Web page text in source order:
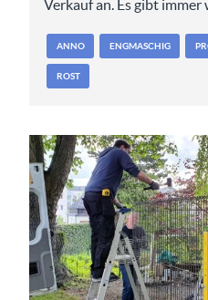
Verkauf an. Es gibt immer
ANNO ENGMASCHIG
ROST